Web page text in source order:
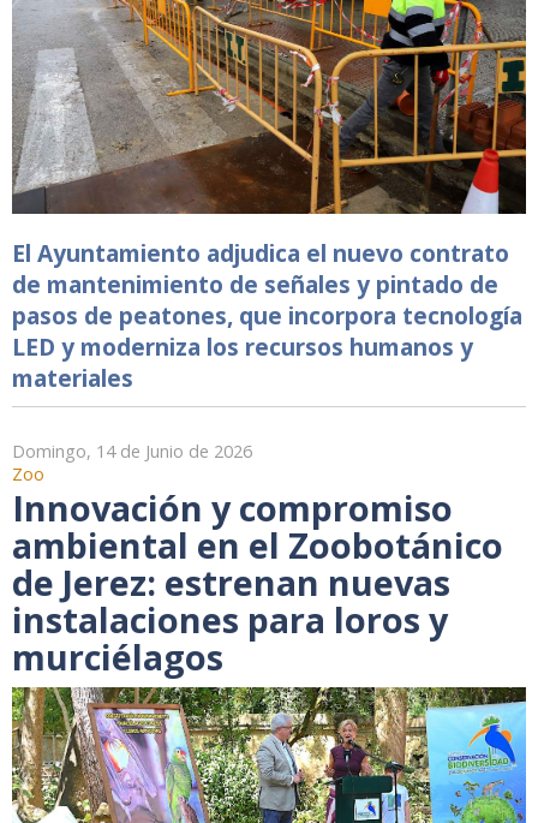
El Ayuntamiento adjudica el nuevo contrato
de mantenimiento de señales y pintado de
pasos de peatones, que incorpora tecnología
LED y moderniza los recursos humanos y
materiales
Domingo, 14 de Junio de 2026
Zoo
Innovación y compromiso
ambiental en el Zoobotánico
de Jerez: estrenan nuevas
instalaciones para loros y
murciélagos